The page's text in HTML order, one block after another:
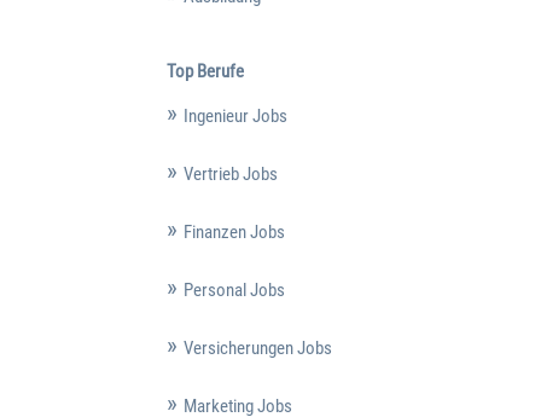
Top Berufe
Ingenieur Jobs
Vertrieb Jobs
Finanzen Jobs
Personal Jobs
Versicherungen Jobs
Marketing Jobs